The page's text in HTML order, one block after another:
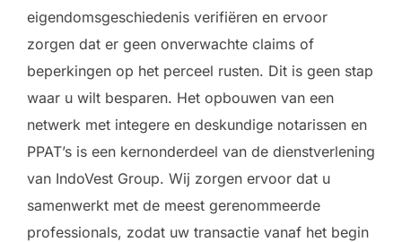
eigendomsgeschiedenis verifiëren en ervoor
zorgen dat er geen onverwachte claims of
beperkingen op het perceel rusten. Dit is geen stap
waar u wilt besparen. Het opbouwen van een
netwerk met integere en deskundige notarissen en
PPAT’s is een kernonderdeel van de dienstverlening
van IndoVest Group. Wij zorgen ervoor dat u
samenwerkt met de meest gerenommeerde
professionals, zodat uw transactie vanaf het begin